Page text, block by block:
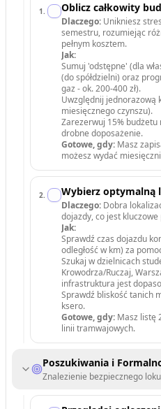
1 . Oblicz całkowity
Dlaczego: Unikniesz
semestru, rozumiejąc
pełnym kosztem.
Jak:
Sumuj 'odstępne' (dla
(do spółdzielni) oraz
gaz - ok. 200-400 zł).
Uwzględnij jednorazową
miesięcznego czynszu).
Zarezerwuj 15%
drobne doposażenie.
Gotowe, gdy: Masz
możesz wydać
2. Wybierz optymalną
Dlaczego: Dobra
dojazdy, co jest
Jak:
Sprawdź czas dojazdu
odległość w km) za
Szukaj w dzielnicach
Krowodrza/Ruczaj,
infrastruktura jest
Sprawdź bliskość tanich
ksero.
Gotowe, gdy: Masz listę
linii tramwajowych.
Poszukiwania i
Znalezienie bezpiecznego